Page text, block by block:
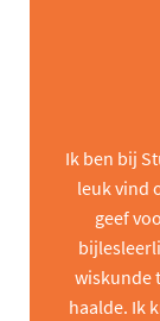
Ik ben bij
leuk vind
geef
wiskunde
haalde. Ik